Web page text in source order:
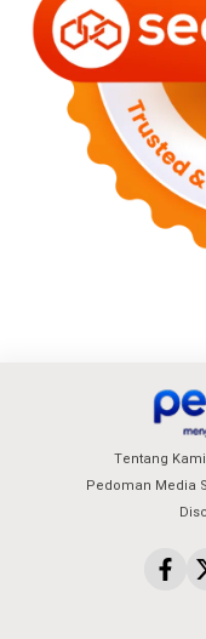
Tentang Kami
Pedoman Media